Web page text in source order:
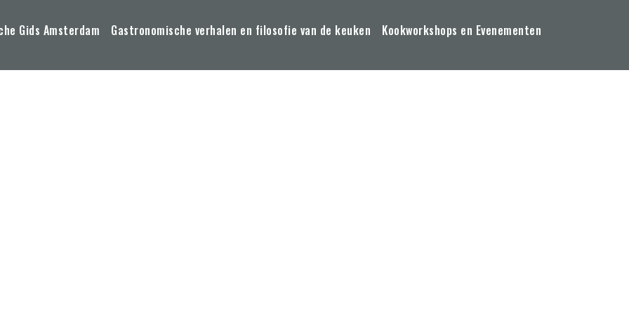
Gids Amsterdam Gastronomische verhalen en filosofie van de keuken Kookworkshops en Evenementen